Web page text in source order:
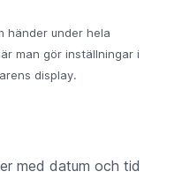
händer under hela
man gör inställningar i
display.
med datum och tid